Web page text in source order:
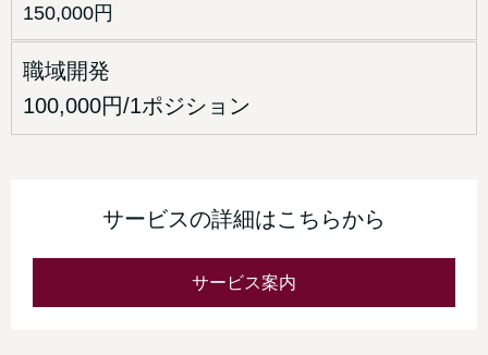
150,000円
職域開発
100,000円/1ポジション
サービスの詳細はこちらから
サービス案内